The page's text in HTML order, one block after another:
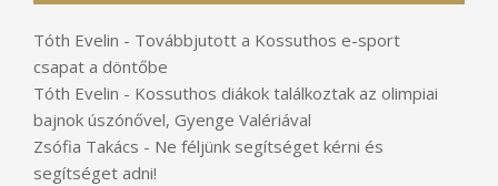
Tóth Evelin - Továbbjutott a Kossuthos e-sport
csapat a döntőbe
Tóth Evelin - Kossuthos diákok találkoztak az olimpiai
bajnok úszónővel, Gyenge Valériával
Zsófia Takács - Ne féljünk segítséget kérni és
segítséget adni!